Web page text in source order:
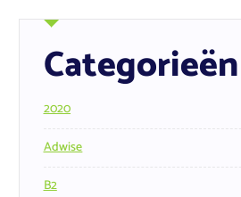
Categorieën
2020
Adwise
B2